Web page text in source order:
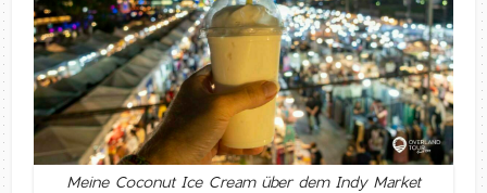
Meine Coconut Ice Cream über dem Indy Market